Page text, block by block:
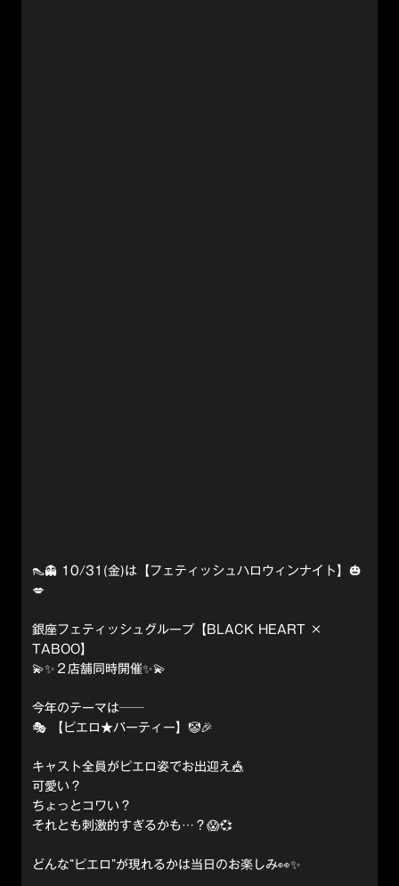
👠👻 10/31(金)は【フェティッシュハロウィンナイト】🎃
💋
銀座フェティッシュグループ【BLACK HEART ×
TABOO】
💫✨２店舗同時開催✨💫
今年のテーマは──
🎭 【ピエロ★パーティー】🤡🎉
キャスト全員がピエロ姿でお出迎え🎪
可愛い？
ちょっとコワい？
それとも刺激的すぎるかも…？😱💞
どんな“ピエロ”が現れるかは当日のお楽しみ👀✨